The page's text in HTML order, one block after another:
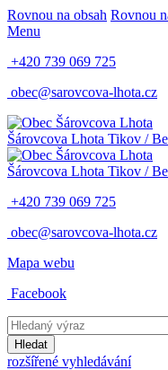
Rovnou na obsah Rovnou
Menu
+420 739 069 725
obec@sarovcova-lhota.cz
Šárovcova Lhota Tikov /
Šárovcova Lhota Tikov /
+420 739 069 725
obec@sarovcova-lhota.cz
Mapa webu
Facebook
Hledat
rozšířené vyhledávání